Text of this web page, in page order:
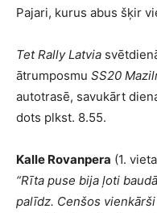
Pajari, kurus abus šķir
Tet Rally Latvia
ātrumposmu SS20
autotrasē, savukārt
dots plkst. 8.55.
Kalle Rovanpera (1.
“Rīta puse bija ļoti
palīdz. Cenšos